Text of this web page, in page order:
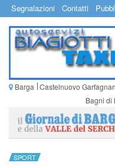
Segnalazioni Contatti
Barga Castelnuovo
Bagni di
SPORT